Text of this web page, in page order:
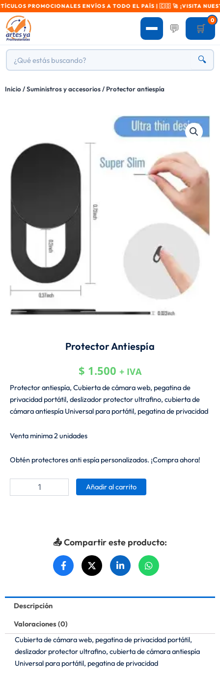
ENVÍOS A TODO EL PAÍS | 🇨🇴 🚀 ¡VISITA
💬 🛒
0
🔍
Inicio/Suministros y accesorios/ Protector antiespía
Protector Antiespía
$ 1.500 + IVA
Protector antiespía, Cubierta de cámara web, pegatina de
privacidad portátil, deslizador protector ultrafino, cubierta de
cámara antiespía Universal para portátil, pegatina de privacidad
Venta minima 2 unidades
Obtén protectores anti espía personalizados. ¡Compra ahora!
Protector
Añadir al carrito
📤 Compartir este producto:
Descripción
Valoraciones (0)
Cubierta de cámara web, pegatina de privacidad portátil,
deslizador protector ultrafino, cubierta de cámara antiespía
Universal para portátil, pegatina de privacidad